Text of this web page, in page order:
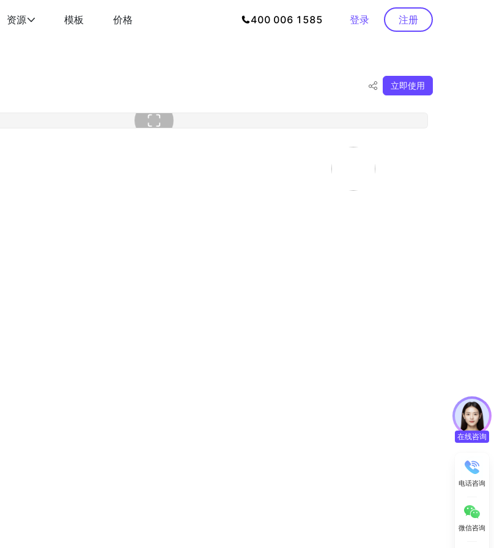
资源 模板 价格 400 006 1585 登录 注册
立即使用
在线咨询
电话咨询
微信咨询